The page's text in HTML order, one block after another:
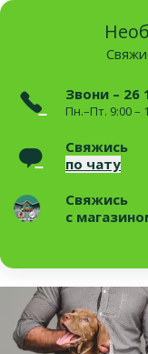
Звони – 26
Пн.–Пт. 9:00 –
Свяжись
по чату
Свяжись
с